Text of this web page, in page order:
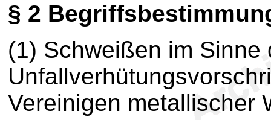
§ 2
(1) Schweißen im Sinne
Vereinigen metallischer